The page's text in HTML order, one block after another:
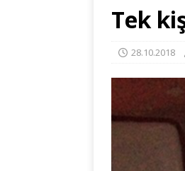
Tek
28.10.2018